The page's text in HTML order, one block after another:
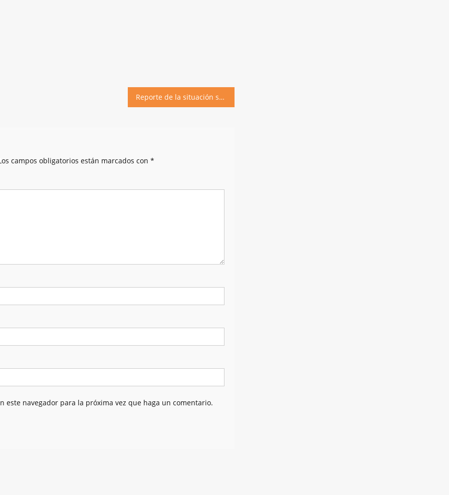
Reporte de la situación sanitaria al 22 de agosto
campos obligatorios están marcados con *
navegador para la próxima vez que haga un comentario.